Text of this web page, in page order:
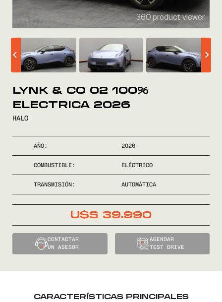
COMPRÁ
VENDÉ
FINANCIÁ
CONTACTO
08002525
360 product viewer
LYNK & CO 02 100%
ELECTRICA 2026
HALO
AÑO: 2026
COMBUSTIBLE: ELÉCTRICO
TRANSMISIÓN: AUTOMÁTICA
U$S 39.990
CONTACTAR
UN ASESOR
AGENDAR
TEST DRIVE
CARACTERÍSTICAS PRINCIPALES